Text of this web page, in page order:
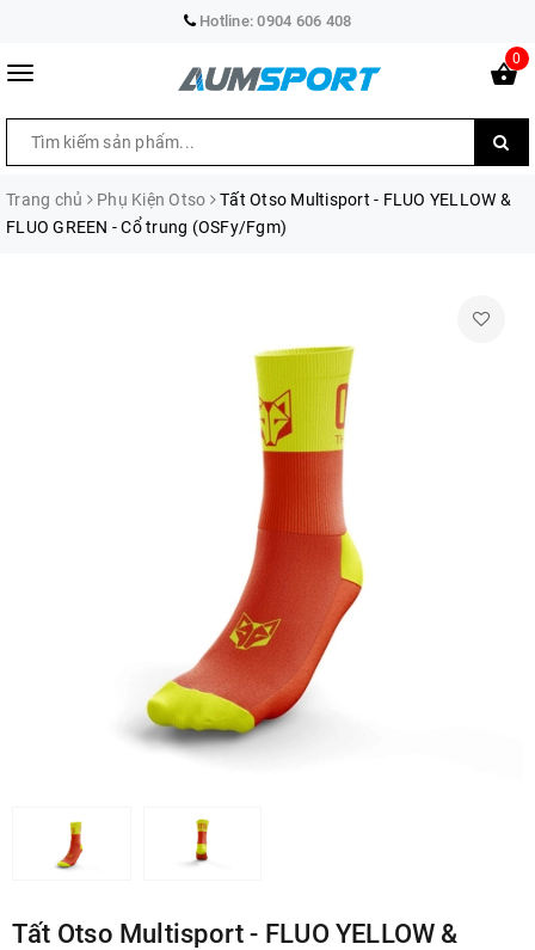
Hotline:0904 606 408
0
Trang chủ Phụ Kiện Otso
Tất Otso Multisport - FLUO YELLOW &
FLUO GREEN - Cổ trung (OSFy/Fgm)
Tất Otso Multisport - FLUO YELLOW &